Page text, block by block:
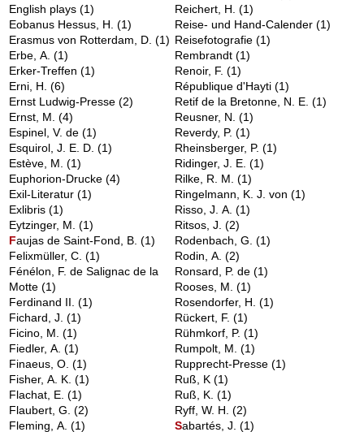
English plays(1)
Eobanus Hessus, H.(1)
Erasmus von Rotterdam, D.(1)
Erbe, A.(1)
Erker-Treffen(1)
Erni, H.(6)
Ernst Ludwig-Presse(2)
Ernst, M.(4)
Espinel, V. de(1)
Esquirol, J. E. D.(1)
Estève, M.(1)
Euphorion-Drucke(4)
Exil-Literatur(1)
Exlibris(1)
Eytzinger, M.(1)
Faujas de Saint-Fond, B.(1)
Felixmüller, C.(1)
Fénélon, F. de Salignac de la
Motte(1)
Ferdinand II.(1)
Fichard, J.(1)
Ficino, M.(1)
Fiedler, A.(1)
Finaeus, O.(1)
Fisher, A. K.(1)
Flachat, E.(1)
Flaubert, G.(2)
Fleming, A.(1)
Reichert, H.(1)
Reise- und Hand-Calender(1)
Reisefotografie(1)
Rembrandt(1)
Renoir, F.(1)
République d'Hayti(1)
Retif de la Bretonne, N. E.(1)
Reusner, N.(1)
Reverdy, P.(1)
Rheinsberger, P.(1)
Ridinger, J. E.(1)
Rilke, R. M.(1)
Ringelmann, K. J. von(1)
Risso, J. A.(1)
Ritsos, J.(2)
Rodenbach, G.(1)
Rodin, A.(2)
Ronsard, P. de(1)
Rooses, M.(1)
Rosendorfer, H.(1)
Rückert, F.(1)
Rühmkorf, P.(1)
Rumpolt, M.(1)
Rupprecht-Presse(1)
Ruß, K(1)
Ruß, K.(1)
Ryff, W. H.(2)
Sabartés, J.(1)